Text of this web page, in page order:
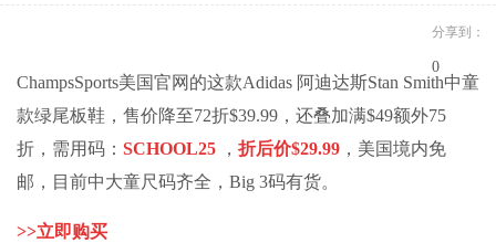
分享到：
0
ChampsSports美国官网的这款Adidas 阿迪达斯Stan Smith中童
款绿尾板鞋，售价降至72折$39.99，还叠加满$49额外75
折，需用码： SCHOOL25 ， 折后价$29.99 ，美国境内免
邮，目前中大童尺码齐全，Big 3码有货。
>>立即购买